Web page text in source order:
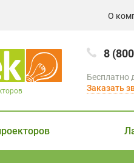
О
8
Бесплатно
Заказать